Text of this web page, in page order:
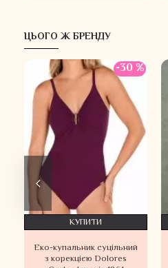
ЦЬОГО Ж БРЕНДУ
-30 %
Еко-купальник суцільний
з корекцією Dolores
КУПИТИ